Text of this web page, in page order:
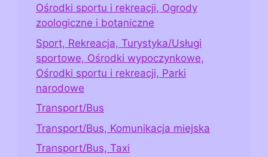
Ośrodki sportu i rekreacji, Ogrody
zoologiczne i botaniczne
Sport, Rekreacja, Turystyka/Usługi
sportowe, Ośrodki wypoczynkowe,
Ośrodki sportu i rekreacji, Parki
narodowe
Transport/Bus
Transport/Bus, Komunikacja miejska
Transport/Bus, Taxi